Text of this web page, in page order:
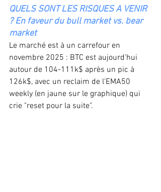
QUELS SONT LES RISQUES A VENIR
? En faveur du bull market vs. bear
market
Le marché est à un carrefour en
novembre 2025 : BTC est aujourd’hui
autour de 104-111k$ après un pic à
126k$, avec un reclaim de l'EMA50
weekly (en jaune sur le graphique) qui
crie "reset pour la suite".